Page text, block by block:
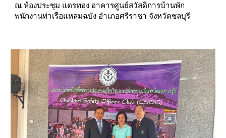
ณ ห้องประชุม แตรทอง อาคารศูนย์สวัสดิการบ้านพัก
พนักงานท่าเรือแหลมฉบัง อำเภอศรีราชา จังหวัดชลบุรี